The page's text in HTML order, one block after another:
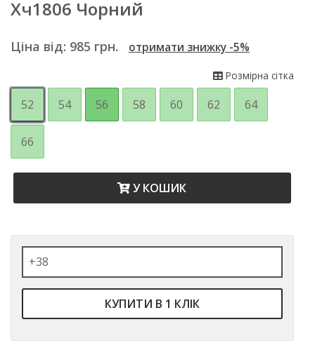
Хч1806 Чорний
Ціна від: 985 грн. отримати знижку -5%
Розмірна сітка
52 54 56 58 60 62 64
66
У КОШИК
КУПИТИ В 1 КЛІК